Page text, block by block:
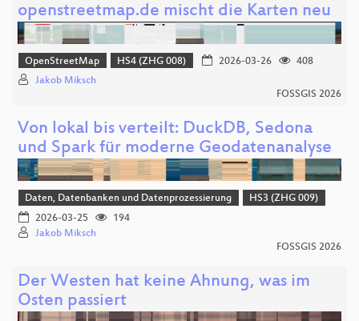
openstreetmap.de mischt die Karten neu
OpenStreetMap HS4 (ZHG 008) 2026-03-26
408
Jakob Miksch
FOSSGIS 2026
Von lokal bis verteilt: DuckDB, Sedona
und Spark für moderne Geodatenanalyse
Daten, Datenbanken und Datenprozessierung
HS3 (ZHG 009)
2026-03-25
194
Jakob Miksch
FOSSGIS 2026
Der Westen hat keine Ahnung, was im
Osten passiert